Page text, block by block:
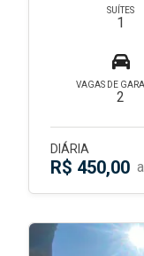
SUÍTES
1
VAGAS DE
2
DIÁRIA
R$ 450,00